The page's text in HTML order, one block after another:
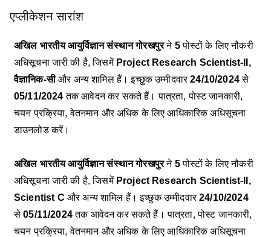
एप्लीकेशन सारांश
अखिल भारतीय आयुर्विज्ञान संस्थान गोरखपुरने 5पोस्टों के लिए नौकरी
अधिसूचना जारी की है, जिसमें Project Research Scientist-II,
वैज्ञानिक-सीऔर अन्य शामिल हैं। इच्छुक उम्मीदवार24/10/2024से
05/11/2024 तक आवेदन कर सकते हैं। पात्रता, पोस्ट जानकारी,
चयन प्रक्रिया, वेतनमान और अधिक के लिए आधिकारिक अधिसूचना
डाउनलोड करें।
अखिल भारतीय आयुर्विज्ञान संस्थान गोरखपुरने 5पोस्टों के लिए नौकरी
अधिसूचना जारी की है, जिसमें Project Research Scientist-II,
Scientist C और अन्य शामिल हैं। इच्छुक उम्मीदवार24/10/2024
से05/11/2024तक आवेदन कर सकते हैं। पात्रता, पोस्ट जानकारी,
चयन प्रक्रिया, वेतनमान और अधिक के लिए आधिकारिक अधिसूचना